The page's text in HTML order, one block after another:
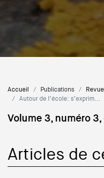
Accueil Publications
Autour de l’école: s’exprim...
Volume 3, numéro
Articles de